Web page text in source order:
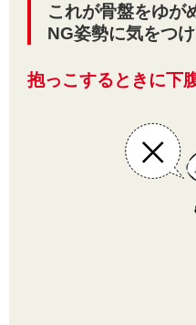
これが骨盤をゆが
NG姿勢に気をつけ
抱っこするときに下